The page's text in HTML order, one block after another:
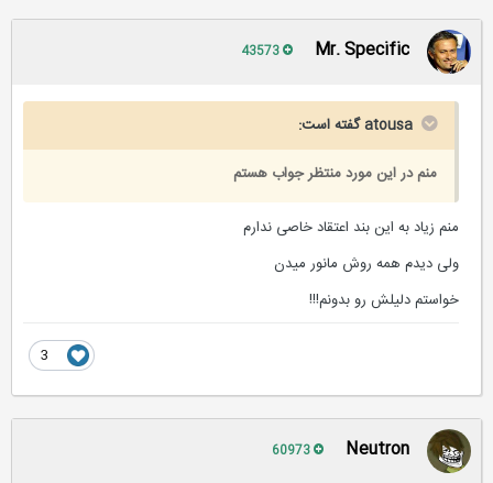
Mr. Specific
atousa گفته است:
منم در این مورد منتظر جواب هستم
منم زیاد به این بند اعتقاد خاصی ندارم
ولی دیدم همه روش مانور میدن
خواستم دلیلش رو بدونم!!!
Neutron